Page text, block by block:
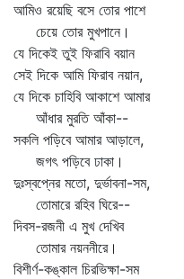
আমিও রয়েছি বসে তোর পাশে
চেয়ে তোর মুখপানে।
যে দিকেই তুই ফিরাবি বয়ান
সেই দিকে আমি ফিরাব নয়ান,
যে দিকে চাহিবি আকাশে আমার
আঁধার মুরতি আঁকা--
সকলি পড়িবে আমার আড়ালে,
জগৎ পড়িবে ঢাকা।
দুঃস্বপ্নের মতো, দুর্ভাবনা-সম,
তোমারে রহিব ঘিরে--
দিবস-রজনী এ মুখ দেখিব
তোমার নয়ননীরে।
বিশীর্ণ-কঙ্কাল চিরভিক্ষা-সম